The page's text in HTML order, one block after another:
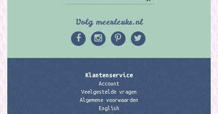
Volg meerleuks.nl
Klantenservice
Account
Veelgestelde vragen
Algemene voorwaarden
English